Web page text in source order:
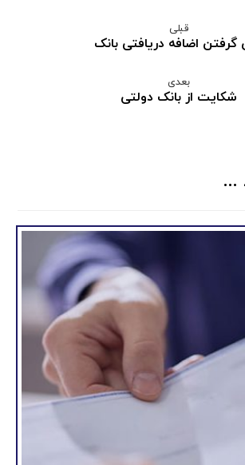
قبلی
اضافه دریافتی بانک
بعدی
شکایت از بانک دولتی
...